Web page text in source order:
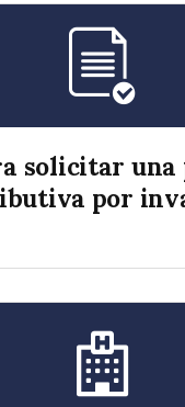
solicitar una
por